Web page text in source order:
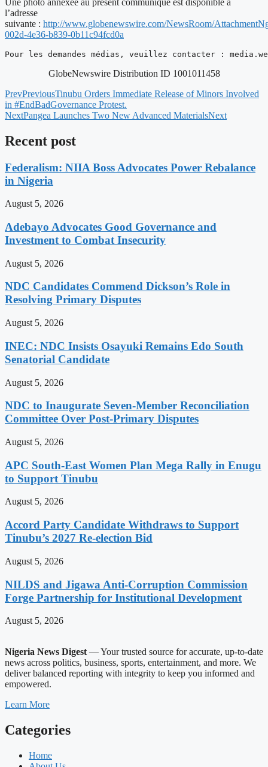
l’adresse
suivante : http://www.globenewswire.com/NewsRoom/
002d-4e36-b839-0b11c94fcd0a
Pour les demandes médias, veuillez contacter :
GlobeNewswire Distribution ID 1001011458
PrevPreviousTinubu Orders Immediate Release of Minors Involved
in #EndBadGovernance Protest.
NextPangea Launches Two New Advanced MaterialsNext
Recent post
Federalism: NIIA Boss Advocates Power Rebalance
in Nigeria
August 5, 2026
Adebayo Advocates Good Governance and
Investment to Combat Insecurity
August 5, 2026
NDC Candidates Commend Dickson’s Role in
Resolving Primary Disputes
August 5, 2026
INEC: NDC Insists Osayuki Remains Edo South
Senatorial Candidate
August 5, 2026
NDC to Inaugurate Seven-Member Reconciliation
Committee Over Post-Primary Disputes
August 5, 2026
APC South-East Women Plan Mega Rally in Enugu
to Support Tinubu
August 5, 2026
Accord Party Candidate Withdraws to Support
Tinubu’s 2027 Re-election Bid
August 5, 2026
NILDS and Jigawa Anti-Corruption Commission
Forge Partnership for Institutional Development
August 5, 2026
Nigeria News Digest — Your trusted source for accurate, up-to-date
news across politics, business, sports, entertainment, and more. We
deliver balanced reporting with integrity to keep you informed and
empowered.
Learn More
Categories
Home